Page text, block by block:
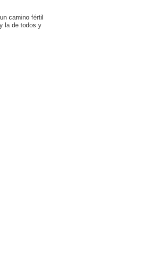
camino fértil
la de todos y